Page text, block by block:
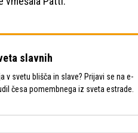
slavnih
v svetu blišča in slave? Prijavi se na e-
česa pomembnega iz sveta estrade.